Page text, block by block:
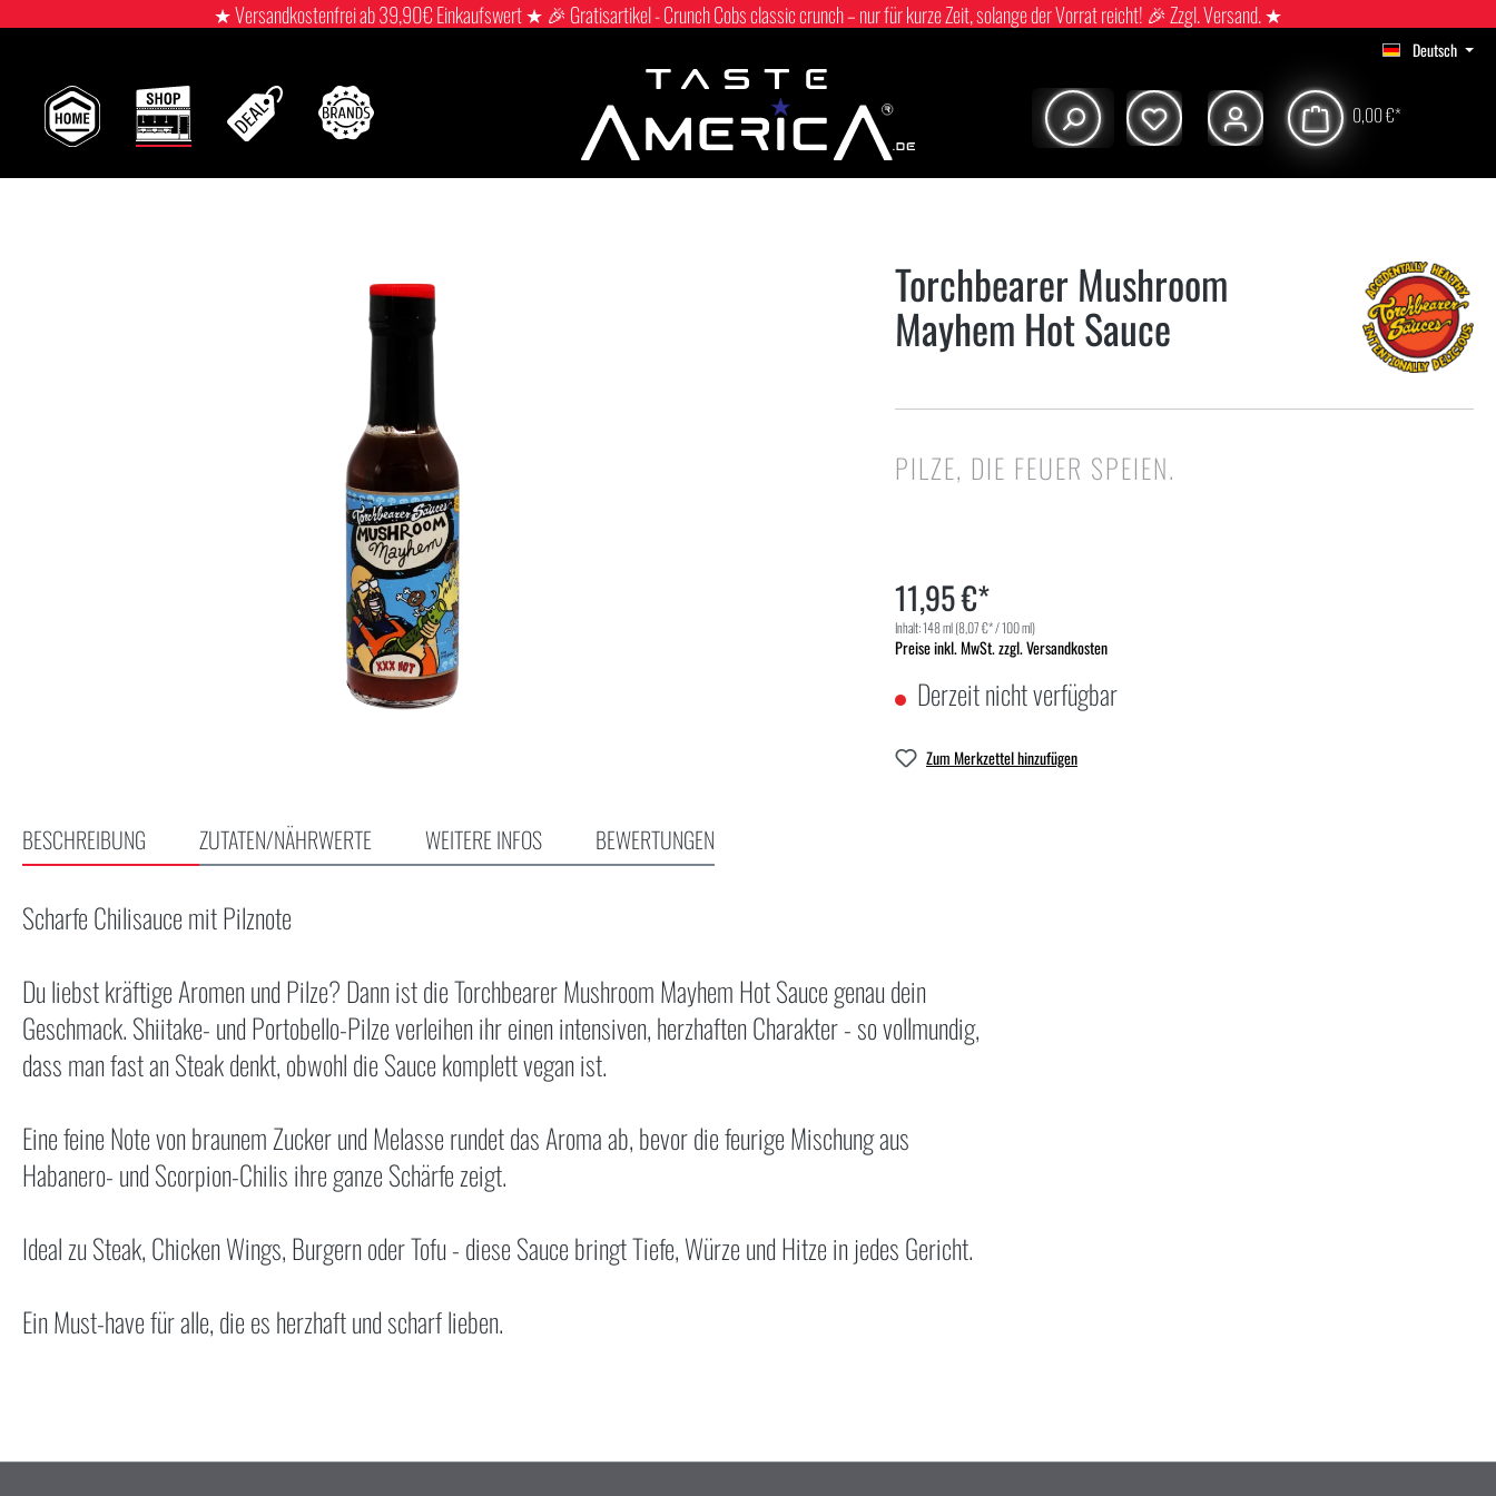
★ Versandkostenfrei ab 39,90€ Einkaufswert ★ 🎉 Gratisartikel - Crunch Cobs classic crunch – nur für kurze Zeit, solange der Vorrat reicht! 🎉 Zzgl. Versand. ★
Deutsch
0,00 €*
Torchbearer Mushroom
Mayhem Hot Sauce
PILZE, DIE FEUER SPEIEN.
11,95 €*
Inhalt:148 ml(8,07 €* / 100 ml)
Preise inkl. MwSt. zzgl. Versandkosten
Derzeit nicht verfügbar
Zum Merkzettel hinzufügen
BESCHREIBUNG ZUTATEN/NÄHRWERTE WEITERE INFOS BEWERTUNGEN
Scharfe Chilisauce mit Pilznote
Du liebst kräftige Aromen und Pilze? Dann ist die Torchbearer Mushroom Mayhem Hot Sauce genau dein
Geschmack. Shiitake- und Portobello-Pilze verleihen ihr einen intensiven, herzhaften Charakter - so vollmundig,
dass man fast an Steak denkt, obwohl die Sauce komplett vegan ist.
Eine feine Note von braunem Zucker und Melasse rundet das Aroma ab, bevor die feurige Mischung aus
Habanero- und Scorpion-Chilis ihre ganze Schärfe zeigt.
Ideal zu Steak, Chicken Wings, Burgern oder Tofu - diese Sauce bringt Tiefe, Würze und Hitze in jedes Gericht.
Ein Must-have für alle, die es herzhaft und scharf lieben.